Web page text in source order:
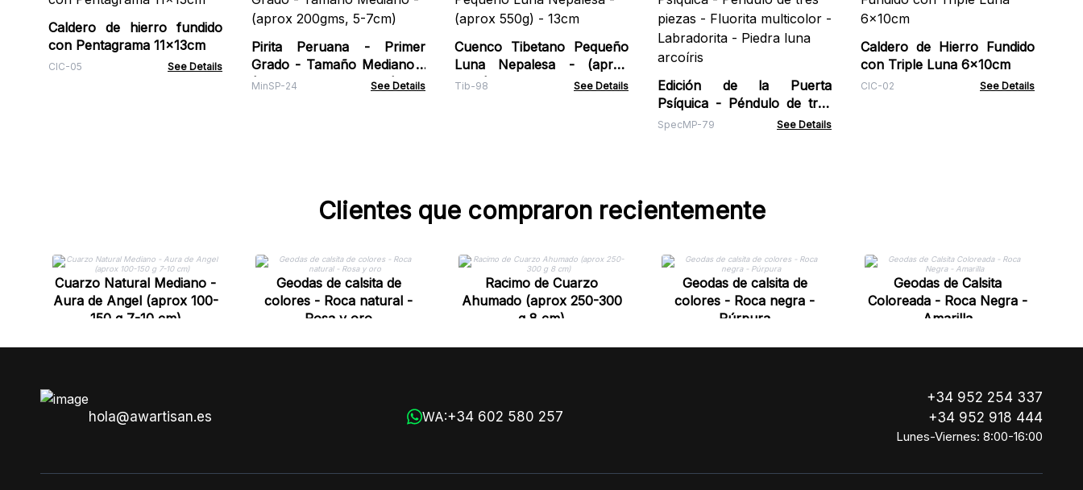
Caldero de hierro fundido
con Pentagrama 11x13cm
CIC-05 See Details
Pirita Peruana - Primer
Grado - Tamaño Mediano -
(aprox 200gms, 5-7cm)
MinSP-24 See Details
Cuenco Tibetano Pequeño
Luna Nepalesa - (aprox
550g) - 13cm
Tib-98 See Details
Edición de la Puerta
Psíquica - Péndulo de tres
piezas - Fluorita multicolor -
SpecMP-79 See Details
Caldero de Hierro Fundido
con Triple Luna 6x10cm
CIC-02 See Details
Clientes que compraron recientemente
Cuarzo Natural Mediano -
Aura de Angel (aprox 100-
150 g 7-10 cm)
Geodas de calsita de
colores - Roca natural -
Rosa y oro
Racimo de Cuarzo
Ahumado (aprox 250-300
g 8 cm)
Geodas de calsita de
colores - Roca negra -
Púrpura
Geodas de Calsita
Coloreada - Roca Negra -
Amarilla
hola@awartisan.es WA:+34 602 580 257
+34 952 254 337
+34 952 918 444
Lunes-Viernes: 8:00-16:00